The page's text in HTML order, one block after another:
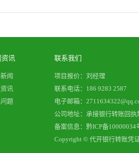
资讯
闻
讯
题
联系我们
项目报价：刘经理
联系电话：186 9283 2587
电子邮箱：
公司地址：承接银行转账回执
备案信息： 黔ICP备10000034
Copyright © 代开银行转账凭